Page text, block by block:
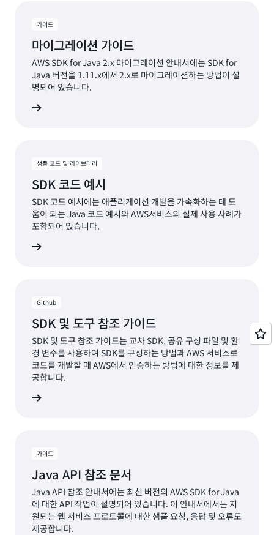
가이드
마이그레이션 가이드
AWS SDK for Java 2.x 마이그레이션 안내서에는 SDK for
Java 버전을 1.11.x에서 2.x로 마이그레이션하는 방법이 설
명되어 있습니다.
샘플 코드 및 라이브러리
SDK 코드 예시
SDK 코드 예시에는 애플리케이션 개발을 가속화하는 데 도
움이 되는 Java 코드 예시와 AWS서비스의 실제 사용 사례가
포함되어 있습니다.
Github
SDK 및 도구 참조 가이드
SDK 및 도구 참조 가이드는 교차 SDK, 공유 구성 파일 및 환
경 변수를 사용하여 SDK를 구성하는 방법과 AWS 서비스로
코드를 개발할 때 AWS에서 인증하는 방법에 대한 정보를 제
공합니다.
가이드
Java API 참조 문서
Java API 참조 안내서에는 최신 버전의 AWS SDK for Java
에 대한 API 작업이 설명되어 있습니다. 이 안내서에서는 지
원되는 웹 서비스 프로토콜에 대한 샘플 요청, 응답 및 오류도
제공합니다.